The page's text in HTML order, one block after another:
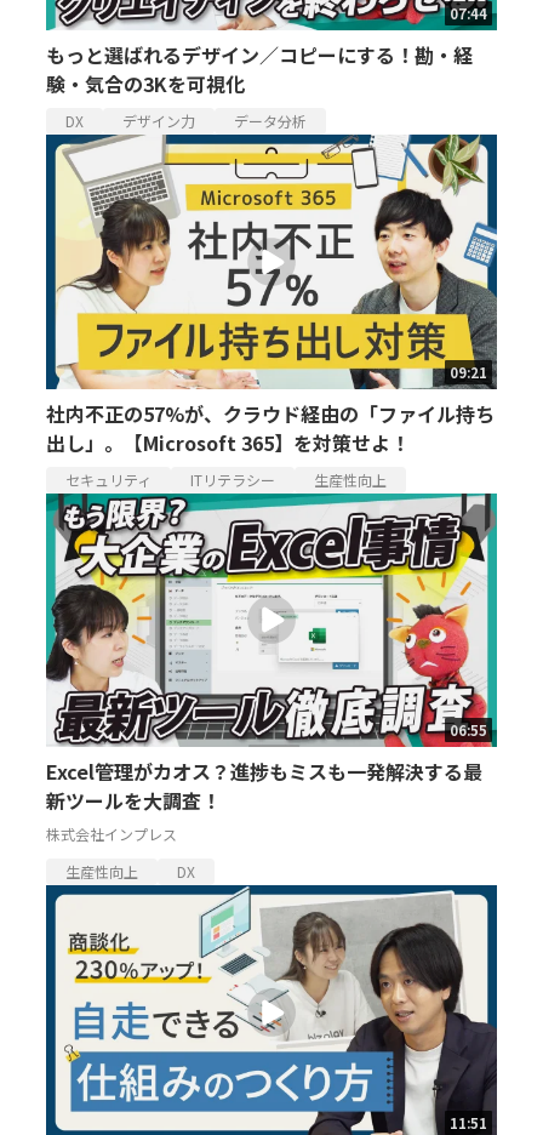
07:44
もっと選ばれるデザイン／コピーにする！勘・経
験・気合の3Kを可視化
DX デザイン力 データ分析
09:21
社内不正の57%が、クラウド経由の「ファイル持ち
出し」。【Microsoft 365】を対策せよ！
セキュリティ ITリテラシー 生産性向上
06:55
Excel管理がカオス？進捗もミスも一発解決する最
新ツールを大調査！
株式会社インプレス
生産性向上
DX
11:51